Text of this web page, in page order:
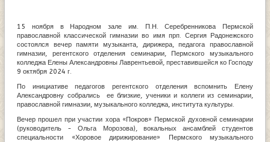
15 ноября в Народном зале им. П.Н. Серебренникова Пермской
православной классической гимназии во имя прп. Сергия Радонежского
состоялся вечер памяти музыканта, дирижера, педагога православной
гимназии, регентского отделения семинарии, Пермского музыкального
колледжа Елены Александровны Лаврентьевой, преставившейся ко Господу
9 октября 2024 г.
По инициативе педагогов регентского отделения вспомнить Елену
Александровну собрались ее близкие, ученики и коллеги из семинарии,
православной гимназии, музыкального колледжа, института культуры.
Вечер прошел при участии хора «Покров» Пермской духовной семинарии
(руководитель - Ольга Морозова), вокальных ансамблей студентов
специальности «Хоровое дирижирование» Пермского музыкального